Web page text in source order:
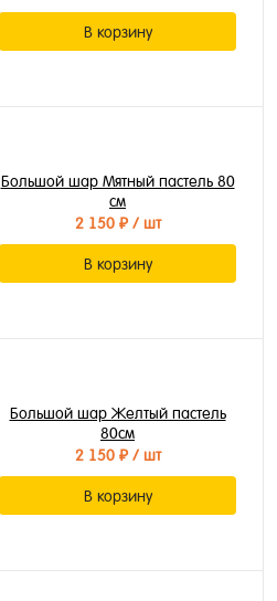
В корзину
Большой шар Мятный пастель 80
см
2 150 ₽/ шт
В корзину
Большой шар Желтый пастель
80см
2 150 ₽/ шт
В корзину